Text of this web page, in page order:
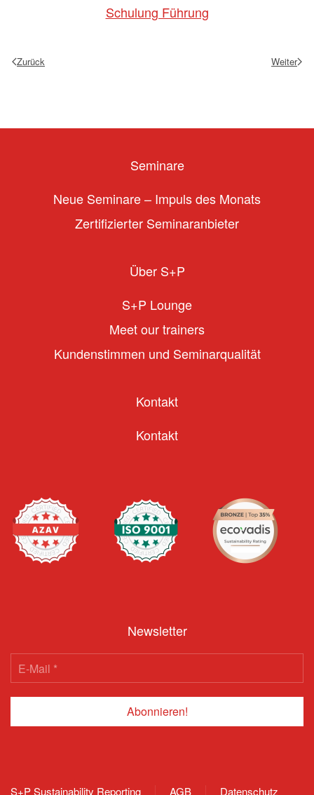
Schulung Führung
Zurück Weiter
Seminare
Neue Seminare – Impuls des Monats
Zertifizierter Seminaranbieter
Über S+P
S+P Lounge
Meet our trainers
Kundenstimmen und Seminarqualität
Kontakt
Kontakt
Newsletter
S+P Sustainability Reporting AGB Datenschutz